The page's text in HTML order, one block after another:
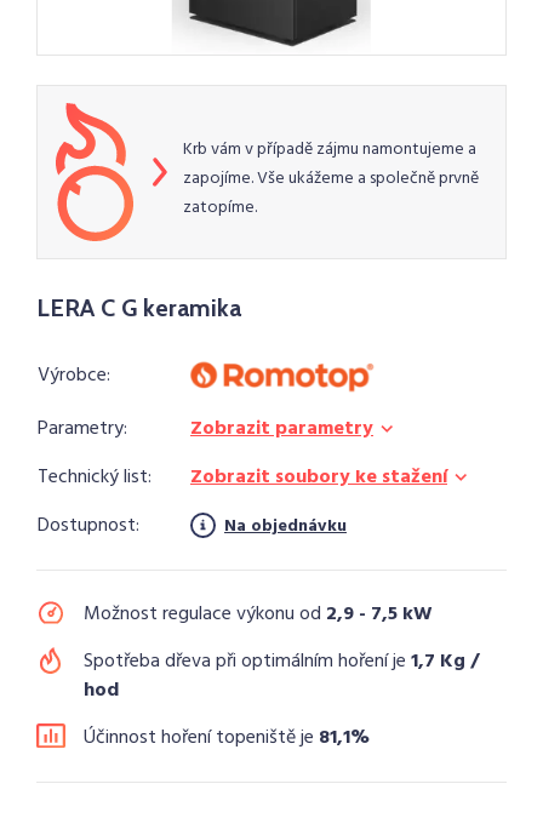
Krb vám v případě zájmu namontujeme a
zapojíme. Vše ukážeme a společně prvně
zatopíme.
LERA C G keramika
Výrobce:
Parametry:
Zobrazit parametry
Technický list:
Zobrazit soubory ke stažení
Dostupnost:
Na objednávku
Možnost regulace výkonu od 2,9 - 7,5 kW
Spotřeba dřeva při optimálním hoření je1,7 Kg /
hod
Účinnost hoření topeniště je 81,1%